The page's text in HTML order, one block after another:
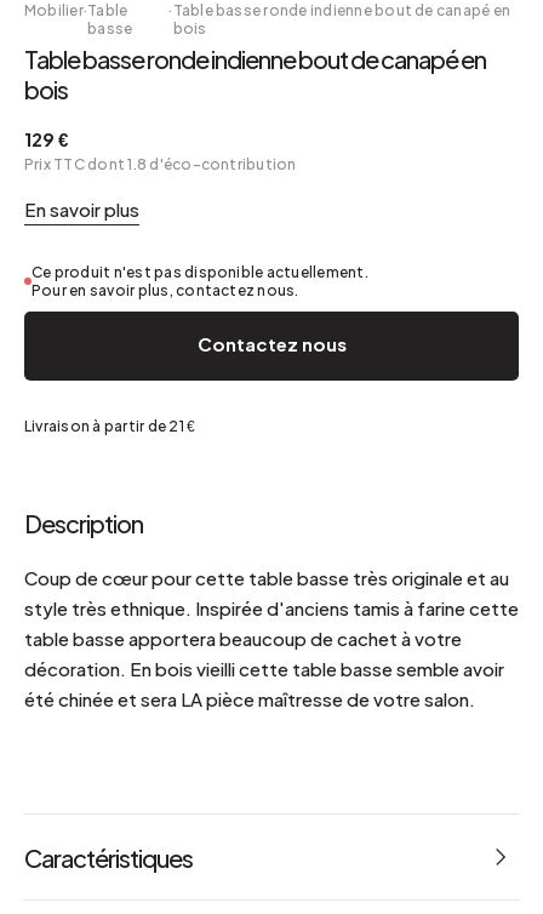
Mobilier·Table
basse
· Table basse ronde indienne bout de canapé en
bois
Table basse ronde indienne bout de canapé en
bois
129 €
Prix TTC dont 1.8 d'éco-contribution
En savoir plus
Ce produit n'est pas disponible actuellement.
Pour en savoir plus, contactez nous.
Contactez nous
Livraison à partir de 21 €
Description
Coup de cœur pour cette table basse très originale et au
style très ethnique. Inspirée d'anciens tamis à farine cette
table basse apportera beaucoup de cachet à votre
décoration. En bois vieilli cette table basse semble avoir
été chinée et sera LA pièce maîtresse de votre salon.
Caractéristiques